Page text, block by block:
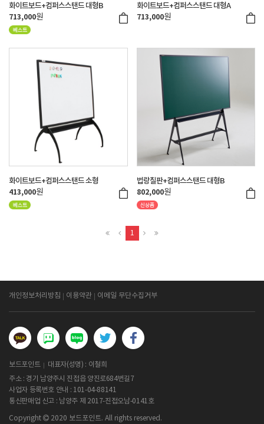
화이트보드+컴퍼스스탠드 대형B
713,000원
화이트보드+컴퍼스스탠드 대형A
713,000원
화이트보드+컴퍼스스탠드 소형
413,000원
법랑칠판+컴퍼스스탠드 대형B
802,000원
1
개인정보처리방침 이용약관 이메일 무단수집거부
보드포인트
대표자(성명) : 이철희
주소 : 경기 남양주시 진접읍 양진로684번길7
사업자 등록번호 안내 : 101-04-88141
통신판매업 신고 : 남양주 제 2017-진접오남-0141호
Copyright 2020 보드포인트. All rights reserved.